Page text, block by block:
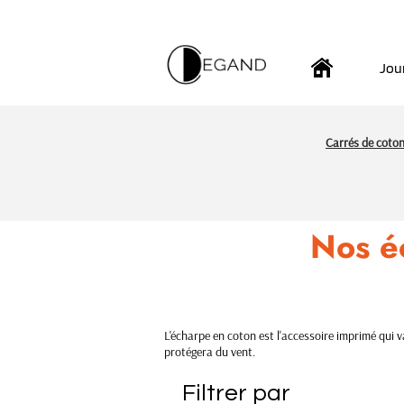
Carrés de
Nos
L'écharpe en coton est l'accessoire imprimé
protégera du vent.
Filtrer par